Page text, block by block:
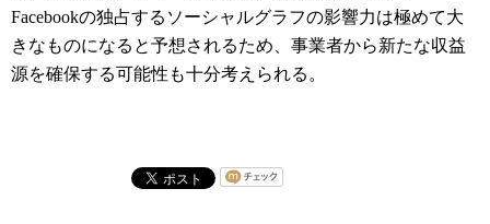
Facebookの独占するソーシャルグラフの影響力は極めて大
きなものになると予想されるため、事業者から新たな収益
源を確保する可能性も十分考えられる。